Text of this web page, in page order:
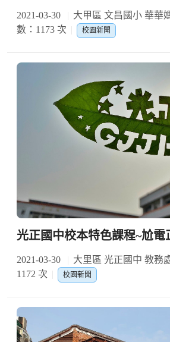
2021-03-30 大甲區 文昌國小 華華
數：1173 次
校園新聞
光正國中校本特色課程~尬電
2021-03-30 大里區 光正國中 教務
1172 次
校園新聞